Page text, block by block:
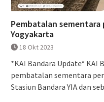
Pembatalan sementara
Yogyakarta
18 Okt 2023
*KAI Bandara Update* KAI
pembatalan sementara
Stasiun Bandara YIA dan